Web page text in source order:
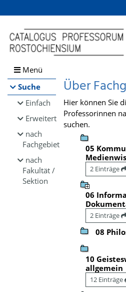
Browsen
direkt zum Inhalt
Menü
Suche
Einfach
Erweitert
nach
Fachgebiet
nach
Fakultät /
Sektion
Über
Hier können Sie
Professorinnen
suchen.
05
2 Einträge
06
2 Einträge
08
10
allgemein
12 Einträge